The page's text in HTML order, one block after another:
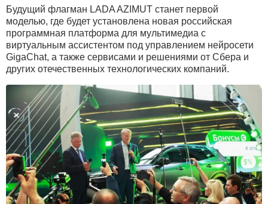
Будущий флагман LADA AZIMUT станет первой
моделью, где будет установлена новая российская
программная платформа для мультимедиа с
виртуальным ассистентом под управлением нейросети
GigaChat, а также сервисами и решениями от Сбера и
других отечественных технологических компаний.